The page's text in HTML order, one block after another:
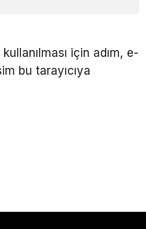
için adım, e-
bu tarayıcıya